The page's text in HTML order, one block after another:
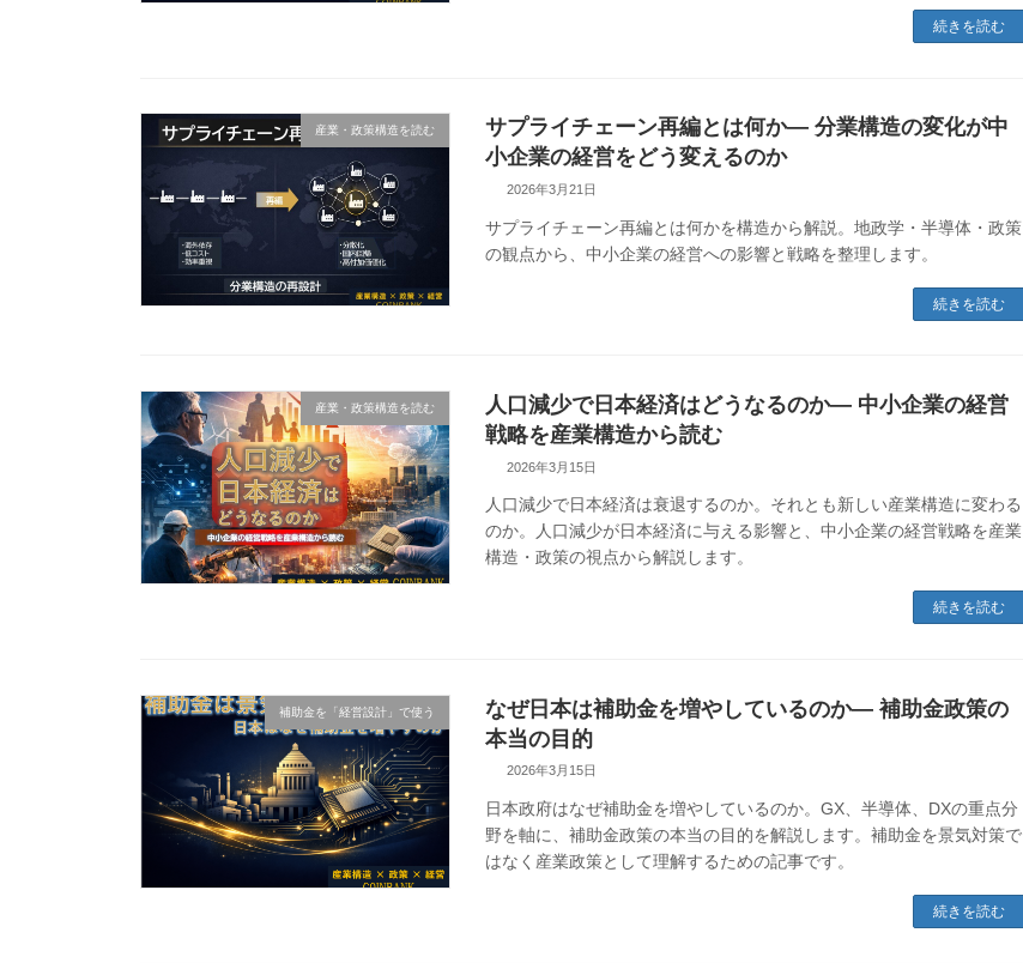
続きを読む
産業・政策構造を読む
サプライチェーン再編とは何か― 分業構造の変化が中
小企業の経営をどう変えるのか
2026年3月21日
サプライチェーン再編とは何かを構造から解説。地政学・半導体・政策
の観点から、中小企業の経営への影響と戦略を整理します。
続きを読む
産業・政策構造を読む
人口減少で日本経済はどうなるのか― 中小企業の経営
戦略を産業構造から読む
2026年3月15日
人口減少で日本経済は衰退するのか。それとも新しい産業構造に変わる
のか。人口減少が日本経済に与える影響と、中小企業の経営戦略を産業
構造・政策の視点から解説します。
続きを読む
補助金を「経営設計」で使う
なぜ日本は補助金を増やしているのか― 補助金政策の
本当の目的
2026年3月15日
日本政府はなぜ補助金を増やしているのか。GX、半導体、DXの重点分
野を軸に、補助金政策の本当の目的を解説します。補助金を景気対策で
はなく産業政策として理解するための記事です。
続きを読む